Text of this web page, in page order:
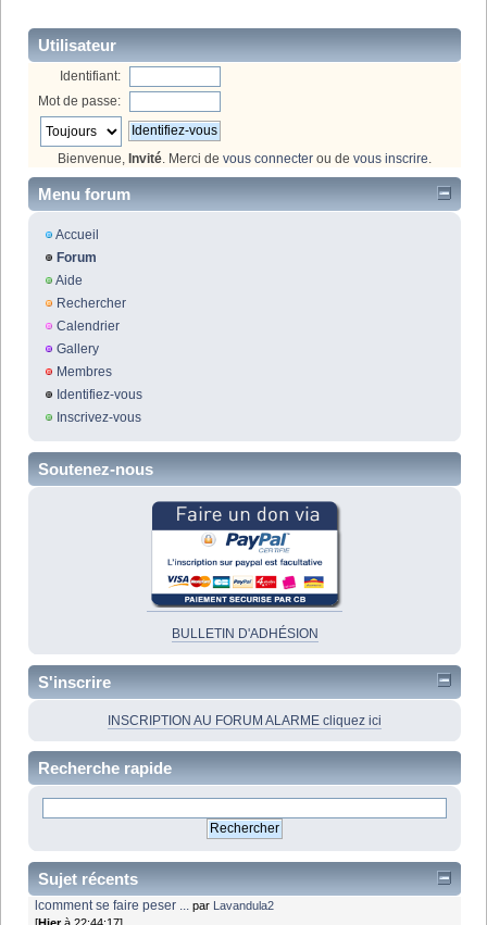
Utilisateur
Identifiant:
Mot de passe:
Bienvenue, Invité. Merci de vous connecter ou de vous inscrire.
Menu forum
Accueil
Forum
Aide
Rechercher
Calendrier
Gallery
Membres
Identifiez-vous
Inscrivez-vous
Soutenez-nous
BULLETIN D'ADHÉSION
S'inscrire
INSCRIPTION AU FORUM ALARME cliquez ici
Recherche rapide
Sujet récents
lcomment se faire peser ... par Lavandula2